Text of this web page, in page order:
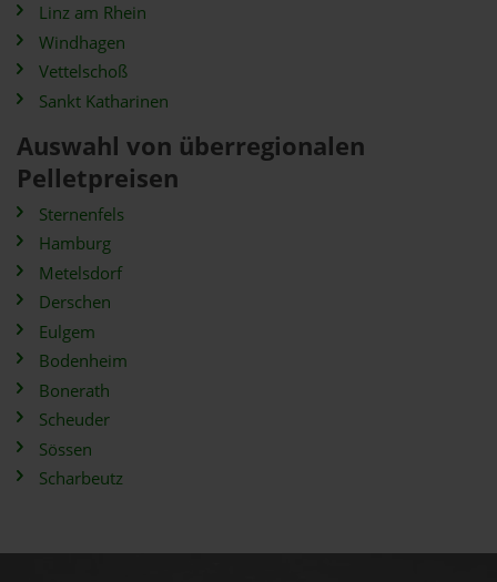
Linz am Rhein
Windhagen
Vettelschoß
Sankt Katharinen
Auswahl von überregionalen
Pelletpreisen
Sternenfels
Hamburg
Metelsdorf
Derschen
Eulgem
Bodenheim
Bonerath
Scheuder
Sössen
Scharbeutz